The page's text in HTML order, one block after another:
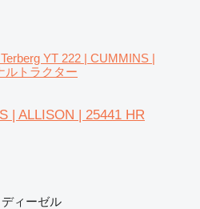
Terberg YT 222 | CUMMINS |
ルトラクター
| ALLISON | 25441 HR
ディーゼル